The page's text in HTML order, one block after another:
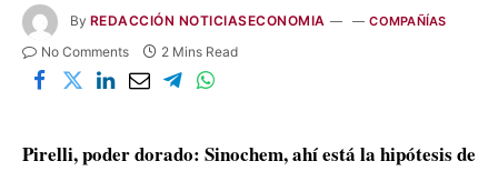
By REDACCIÓN NOTICIASECONOMIA COMPAÑÍAS
No Comments 2 Mins Read
Pirelli, poder dorado: Sinochem, ahí está la hipótesis de